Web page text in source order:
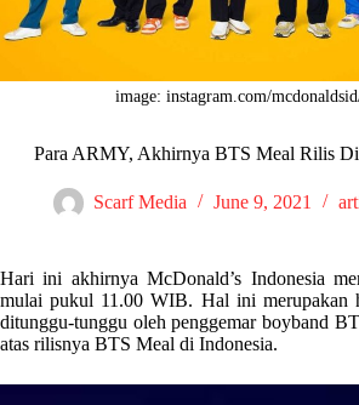
image: instagram.com/
Para ARMY, Akhirnya BTS Meal Rilis
Scarf Media June 9, 2021
Hari ini akhirnya McDonald’s Indonesia
mulai pukul 11.00 WIB. Hal ini merupakan
ditunggu-tunggu oleh penggemar boyband
atas rilisnya BTS Meal di Indonesia.